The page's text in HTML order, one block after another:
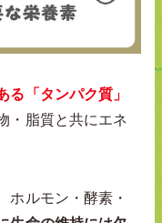
「タンパク質」
・脂質と共にエネ
ホルモン・酵素・